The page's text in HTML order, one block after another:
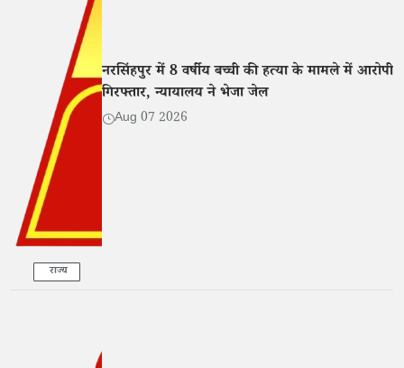
राज्य
नरसिंहपुर में 8 वर्षीय बच्ची की हत्या के मामले में आरोपी
गिरफ्तार, न्यायालय ने भेजा जेल
Aug 07 2026